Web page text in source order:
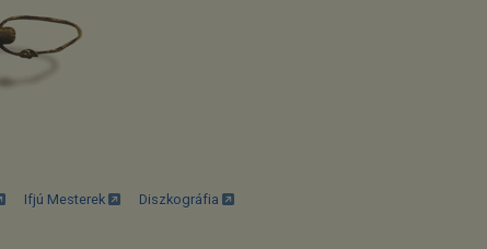
Ifjú Mesterek Diszkográfia